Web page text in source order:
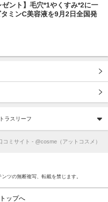
ゼント】毛穴*1やくすみ*2に一
ミンC美容液を9月2日全国発
ラスリーフ
コミサイト - @cosme（アットコスメ）
ツの無断複写、転載を禁じます。
ップへ